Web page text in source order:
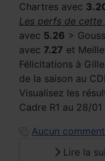
Chartres avec
Les perfs de
avec 5.26 >
avec 7.27 et
Félicitations à
de la saison au
Visualisez les
Cadre R1 au 28/
Aucun
Lire la